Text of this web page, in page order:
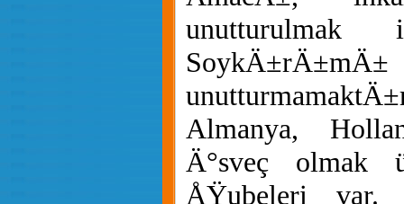
unutturulmak
Almanya,
Ä°sveç olmak
ÅŸubeleri var.